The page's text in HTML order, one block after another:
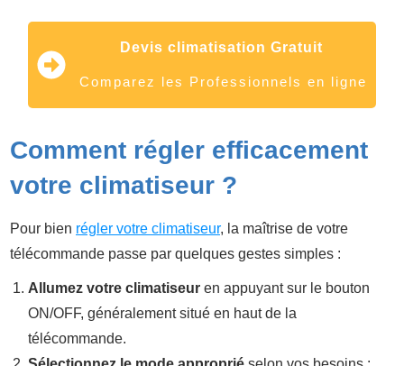
Devis climatisation Gratuit
Comparez les Professionnels en ligne
Comment régler efficacement
votre climatiseur ?
Pour bien régler votre climatiseur, la maîtrise de votre
télécommande passe par quelques gestes simples :
Allumez votre climatiseur en appuyant sur le bouton
ON/OFF, généralement situé en haut de la
télécommande.